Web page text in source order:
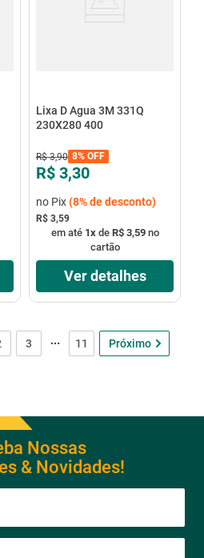
Lixa D Agua 3M 331Q
230X280 400
R$ 3,90 8%OFF
R$ 3,30
no Pix(8%de desconto)
R$ 3,59
em até 1xde R$ 3,59no
cartão
Ver detalhes
3 11
Nossas
& Novidades!